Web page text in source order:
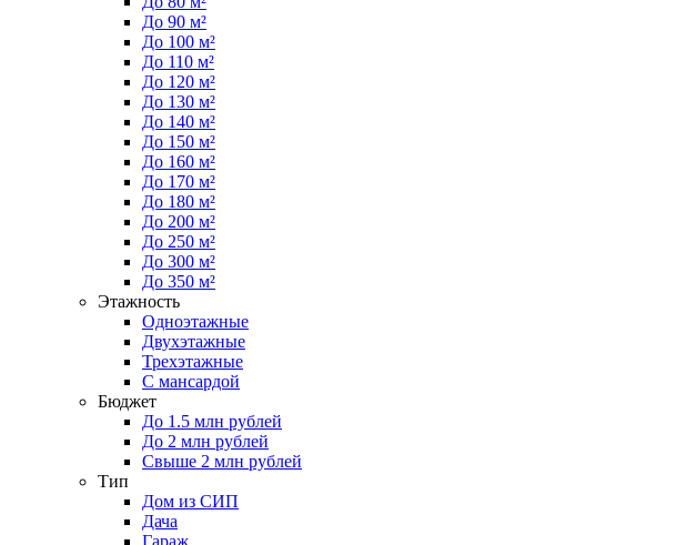
До 90 м²
До 100 м²
До 110 м²
До 120 м²
До 130 м²
До 140 м²
До 150 м²
До 160 м²
До 170 м²
До 180 м²
До 200 м²
До 250 м²
До 300 м²
До 350 м²
Этажность
Одноэтажные
Двухэтажные
Трехэтажные
С мансардой
Бюджет
До 1.5 млн рублей
До 2 млн рублей
Свыше 2 млн рублей
Тип
Дом из СИП
Дача
Гараж